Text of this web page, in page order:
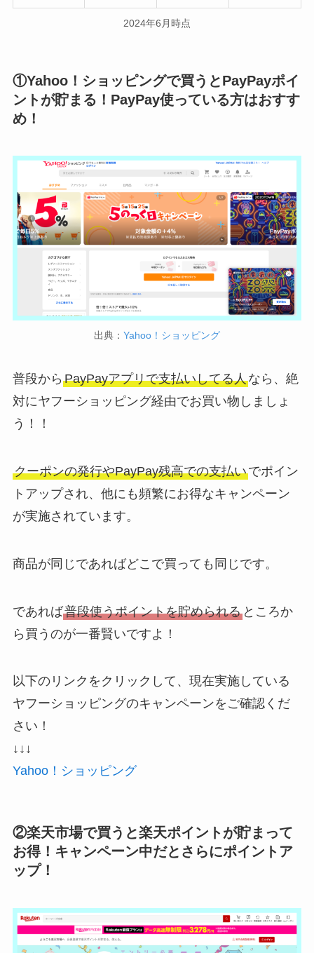
2024年6月時点
①Yahoo！ショッピングで買うとPayPayポイ
ントが貯まる！PayPay使っている方はおすす
め！
出典： Yahoo！ショッピング
普段から PayPayアプリで支払いしてる人なら、絶
対にヤフーショッピング経由でお買い物しましょ
う！！
クーポンの発行やPayPay残高での支払いでポイン
トアップされ、他にも頻繁にお得なキャンペーン
が実施されています。
商品が同じであればどこで買っても同じです。
であれば普段使うポイントを貯められるところか
ら買うのが一番賢いですよ！
以下のリンクをクリックして、現在実施している
ヤフーショッピングのキャンペーンをご確認くだ
さい！
↓↓↓
Yahoo！ショッピング
②楽天市場で買うと楽天ポイントが貯まって
お得！キャンペーン中だとさらにポイントア
ップ！